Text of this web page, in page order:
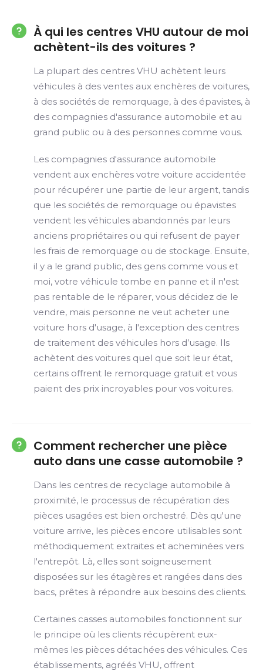
À qui les centres VHU autour de moi
achètent-ils des voitures ?
La plupart des centres VHU achètent leurs
véhicules à des ventes aux enchères de voitures,
à des sociétés de remorquage, à des épavistes, à
des compagnies d'assurance automobile et au
grand public ou à des personnes comme vous.
Les compagnies d'assurance automobile
vendent aux enchères votre voiture accidentée
pour récupérer une partie de leur argent, tandis
que les sociétés de remorquage ou épavistes
vendent les véhicules abandonnés par leurs
anciens propriétaires ou qui refusent de payer
les frais de remorquage ou de stockage. Ensuite,
il y a le grand public, des gens comme vous et
moi, votre véhicule tombe en panne et il n'est
pas rentable de le réparer, vous décidez de le
vendre, mais personne ne veut acheter une
voiture hors d'usage, à l'exception des centres
de traitement des véhicules hors d’usage. Ils
achètent des voitures quel que soit leur état,
certains offrent le remorquage gratuit et vous
paient des prix incroyables pour vos voitures.
Comment rechercher une pièce
auto dans une casse automobile ?
Dans les centres de recyclage automobile à
proximité, le processus de récupération des
pièces usagées est bien orchestré. Dès qu'une
voiture arrive, les pièces encore utilisables sont
méthodiquement extraites et acheminées vers
l'entrepôt. Là, elles sont soigneusement
disposées sur les étagères et rangées dans des
bacs, prêtes à répondre aux besoins des clients.
Certaines casses automobiles fonctionnent sur
le principe où les clients récupèrent eux-
mêmes les pièces détachées des véhicules. Ces
établissements, agréés VHU, offrent